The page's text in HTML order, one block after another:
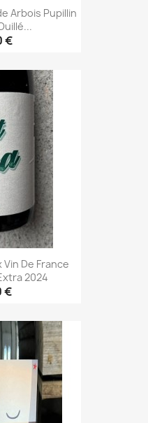
Arbois Pupillin
€
De France
2024
€